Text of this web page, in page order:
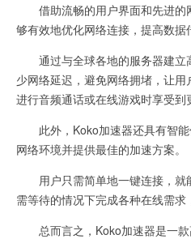
借助流畅的用户界面和先进的
够有效地优化网络连接，提高数据
通过与全球各地的服务器建立
少网络延迟，避免网络拥堵，让用
进行音频通话或在线游戏时享受到
此外，Koko加速器还具有智能
网络环境并提供最佳的加速方案。
用户只需简单地一键连接，就
需等待的情况下完成各种在线需求
总而言之，Koko加速器是一款